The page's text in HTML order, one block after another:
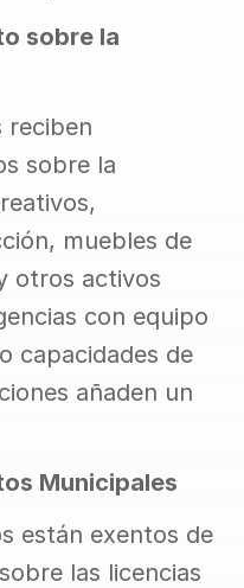
sobre la
reciben
sobre la
muebles de
otros activos
con equipo
capacidades de
añaden un
Municipales
están exentos de
las licencias